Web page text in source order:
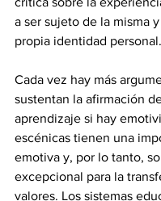
a ser sujeto de la misma
propia identidad personal.
Cada vez hay más
sustentan la afirmación
aprendizaje si hay
escénicas tienen una
emotiva y, por lo tanto,
excepcional para la
valores. Los sistemas